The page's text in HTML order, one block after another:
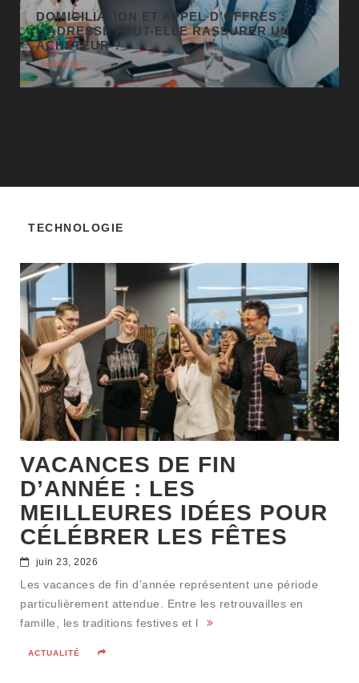
BUSINESS
TECHNOLOGIE
VACANCES DE FIN
D’ANNÉE : LES
MEILLEURES IDÉES POUR
CÉLÉBRER LES FÊTES
juin 23, 2026
Les vacances de fin d’année représentent une période
particulièrement attendue. Entre les retrouvailles en
famille, les traditions festives et l
ACTUALITÉ